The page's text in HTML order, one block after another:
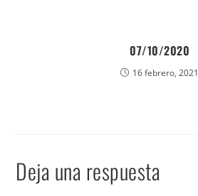
07/10/2020
16 febrero, 2021
Deja una respuesta